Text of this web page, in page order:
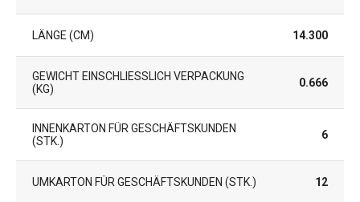
LÄNGE (CM) 14.300
GEWICHT EINSCHLIESSLICH VERPACKUNG (
KG)
0.666
INNENKARTON FÜR GESCHÄFTSKUNDEN
(STK.)
6
UMKARTON FÜR GESCHÄFTSKUNDEN (STK.) 12